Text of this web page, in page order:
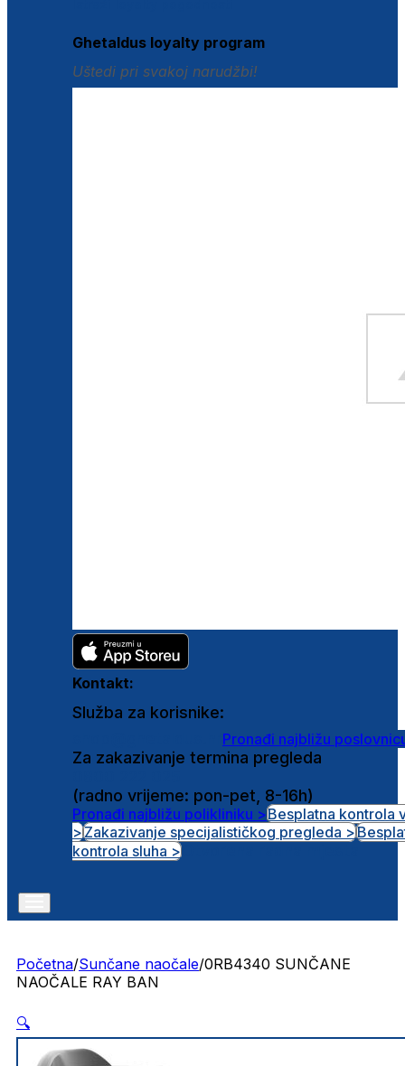
Ghetaldus loyalty program
Uštedi pri svakoj narudžbi!
Kontakt:
Služba za korisnike:
Pronađi najbližu
Za zakazivanje termina pregleda
(radno vrijeme: pon-pet, 8-16h)
Pronađi najbližu polikliniku >Besplatna kontrola
>Zakazivanje specijalističkog pregleda >
kontrola sluha >
Početna/Sunčane naočale/0RB4340 SUNČANE
NAOČALE RAY BAN
🔍